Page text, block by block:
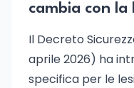
cambia con la
Il Decreto
aprile 2026) ha
specifica per le